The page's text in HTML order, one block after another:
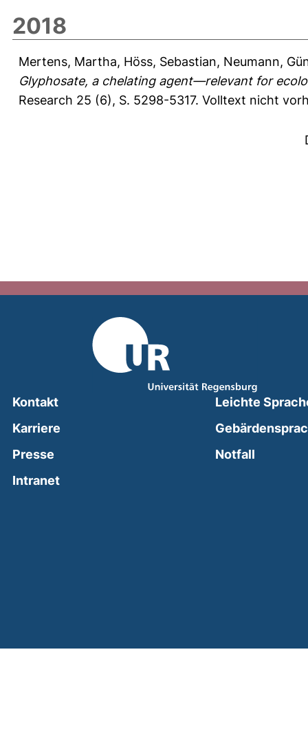
2018
Mertens, Martha, Höss, Sebastian, Neumann,
Glyphosate, a chelating agent—relevant for
Research 25 (6), S. 5298-5317. Volltext nicht
Kontakt
Karriere
Presse
Intranet(external link, opens in a new window)
Leichte
Notfall